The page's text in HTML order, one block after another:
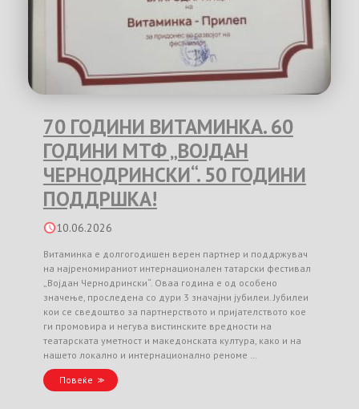
70 ГОДИНИ ВИТАМИНКА. 60
ГОДИНИ МТФ „ВОЈДАН
ЧЕРНОДРИНСКИ“. 50 ГОДИНИ
ПОДДРШКА!
10.06.2026
Витаминка е долгогодишен верен партнер и поддржувач
на најреномираниот интернационален татарски фестивал
„Војдан Чернодрински“. Оваа година е од особено
значење, проследена со дури 3 значајни јубилеи. Јубилеи
кои се сведоштво за партнерството и пријателството кое
ги промовира и негува вистинските вредности на
театарската уметност и македонската култура, како и на
нашето локално и интернационално реноме …
Повеќе